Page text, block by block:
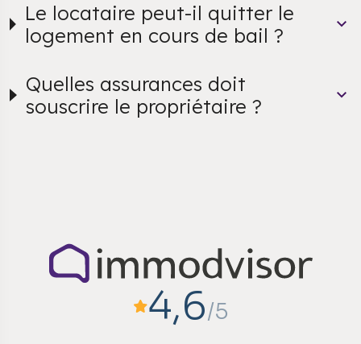
Le locataire peut-il quitter le
logement en cours de bail ?
Quelles assurances doit
souscrire le propriétaire ?
4,6/5